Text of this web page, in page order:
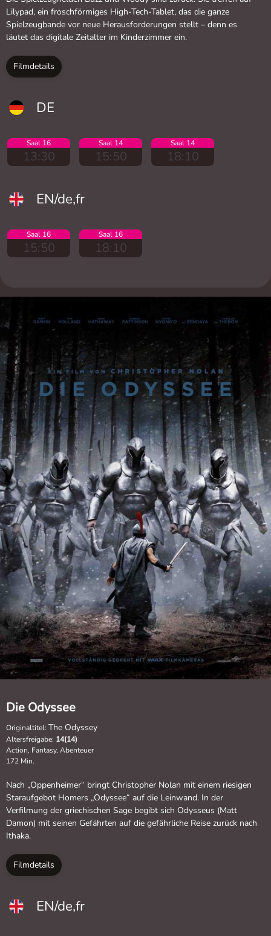
Lilypad, ein froschförmiges High-Tech-Tablet, das die ganze
Spielzeugbande vor neue Herausforderungen stellt – denn es
läutet das digitale Zeitalter im Kinderzimmer ein.
Filmdetails
DE
Saal 16
13:30
Saal 14
15:50
Saal 14
18:10
EN/de,fr
Saal 16
15:50
Saal 16
18:10
Die Odyssee
Originaltitel: The Odyssey
Altersfreigabe: 14(14)
Action, Fantasy, Abenteuer
172 Min.
Nach „Oppenheimer“ bringt Christopher Nolan mit einem riesigen
Staraufgebot Homers „Odyssee“ auf die Leinwand. In der
Verfilmung der griechischen Sage begibt sich Odysseus (Matt
Damon) mit seinen Gefährten auf die gefährliche Reise zurück nach
Ithaka.
Filmdetails
EN/de,fr